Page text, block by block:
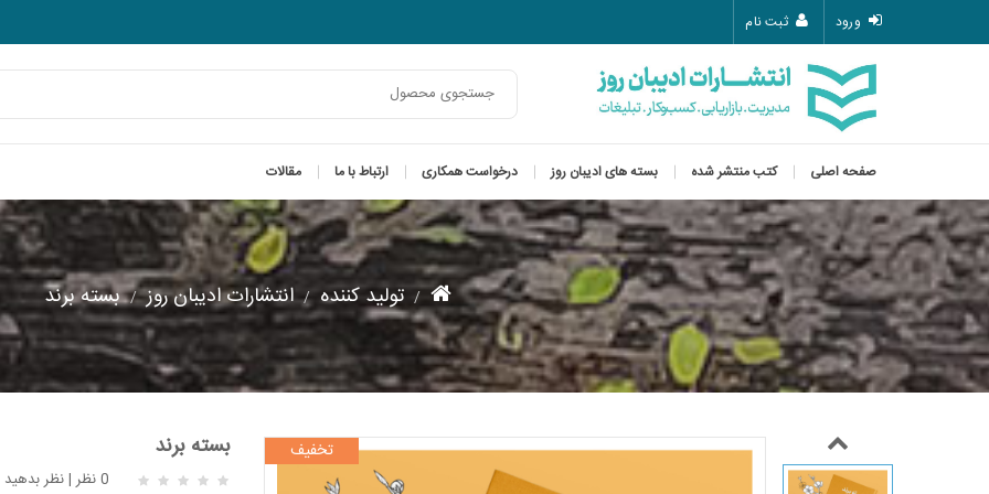
ورود ثبت نام
صفحه اصلی کتب منتشر شده بسته های ادیبان روز درخواست همکاری ارتباط با ما مقالات
تولید کننده انتشارات ادیبان روز بسته برند
تخفیف بسته برند
0 نظر |نظر بدهید